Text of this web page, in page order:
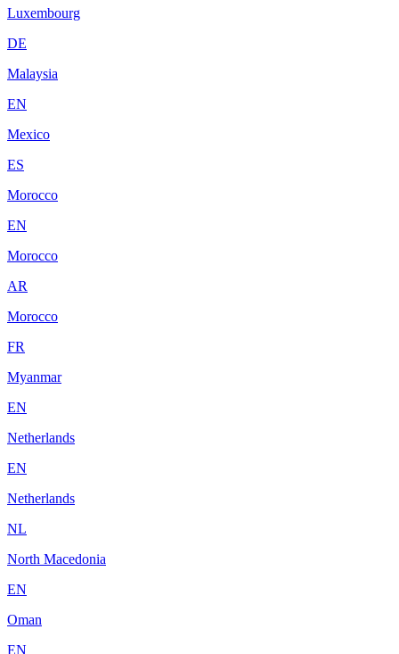
Luxembourg
DE
Malaysia
EN
Mexico
ES
Morocco
EN
Morocco
AR
Morocco
FR
Myanmar
EN
Netherlands
EN
Netherlands
NL
North Macedonia
EN
Oman
EN